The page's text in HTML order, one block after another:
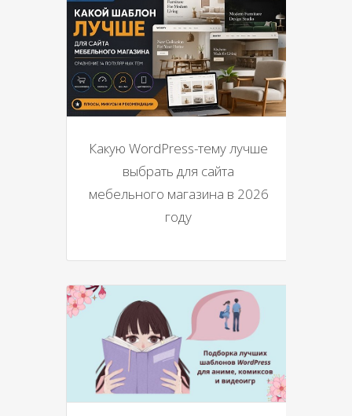
Какую WordPress-тему лучше
выбрать для сайта
мебельного магазина в 2026
году